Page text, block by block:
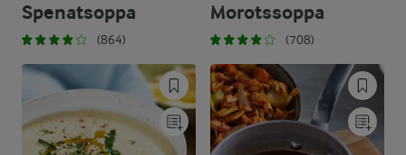
Spenatsoppa
(864)
Morotssoppa
(708)